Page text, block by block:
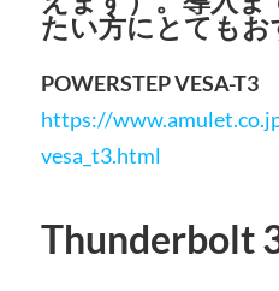
たい方にとてもお
POWERSTEP VESA-T3
https://
vesa_t3.html
Thunderbolt